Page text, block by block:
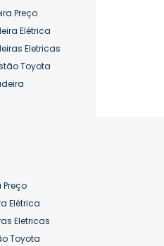
Preço
Elétrica
Eletricas
Toyota
ton
Elétrica
Eletricas
Toyota